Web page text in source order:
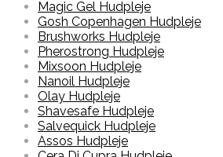
Magic Gel Hudpleje
Gosh Copenhagen Hudpleje
Brushworks Hudpleje
Pherostrong Hudpleje
Mixsoon Hudpleje
Nanoil Hudpleje
Olay Hudpleje
Shavesafe Hudpleje
Salvequick Hudpleje
Assos Hudpleje